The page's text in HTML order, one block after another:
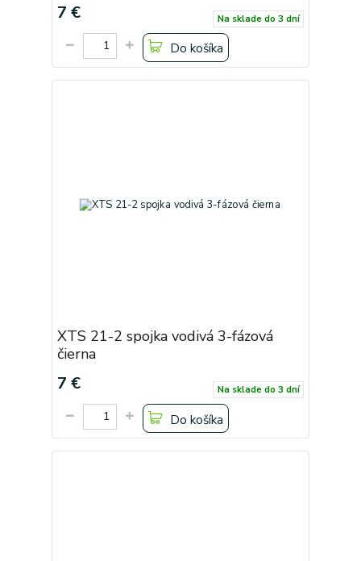
7 € Na sklade do 3 dní
Do košíka
XTS 21-2 spojka vodivá 3-fázová
čierna
7 € Na sklade do 3 dní
Do košíka